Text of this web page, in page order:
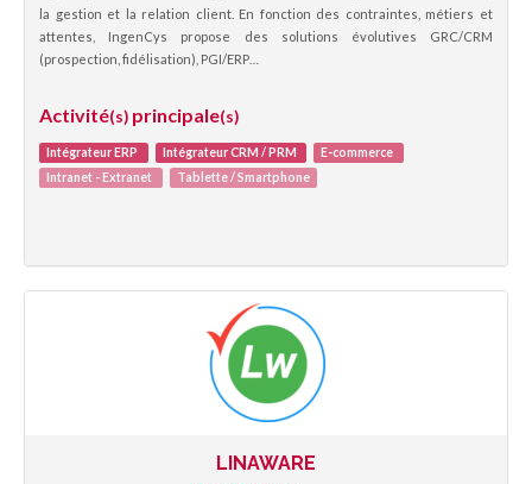
la gestion et la relation client. En fonction des contraintes, métiers et
attentes, IngenCys propose des solutions évolutives GRC/CRM
(prospection, fidélisation), PGI/ERP…
Activité(s) principale(s)
Intégrateur ERP Intégrateur CRM / PRM
E-commerce
Intranet - Extranet
Tablette / Smartphone
LINAWARE